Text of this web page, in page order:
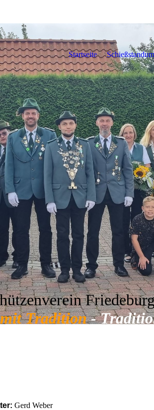
Startseite
Tradition-
Gerd Weber